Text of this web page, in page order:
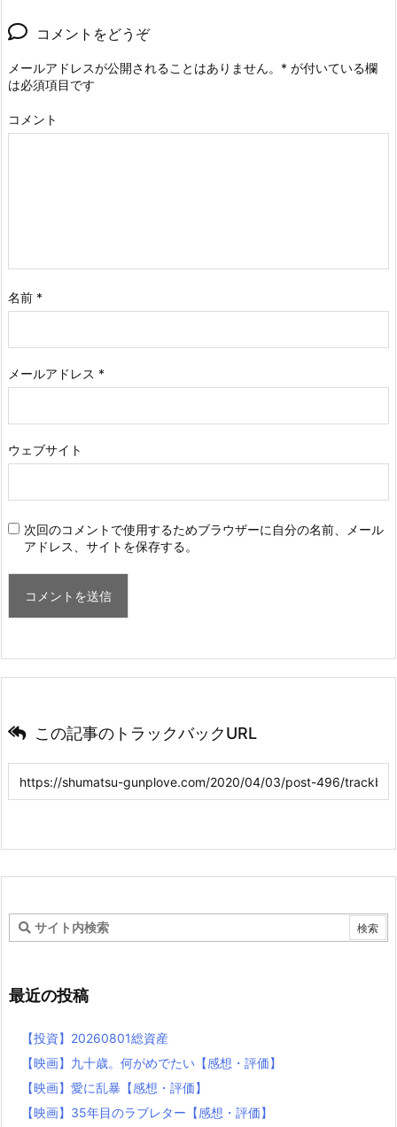
コメントをどうぞ
メールアドレスが公開されることはありません。 * が付いている欄
は必須項目です
コメント
名前 *
メールアドレス *
ウェブサイト
次回のコメントで使用するためブラウザーに自分の名前、メール
アドレス、サイトを保存する。
この記事のトラックバックURL
最近の投稿
【投資】20260801総資産
【映画】九十歳。何がめでたい【感想・評価】
【映画】愛に乱暴【感想・評価】
【映画】35年目のラブレター【感想・評価】